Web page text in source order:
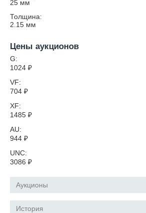
25 мм
Толщина:
2.15 мм
Цены аукционов
G:
1024 ₽
VF:
704 ₽
XF:
1485 ₽
AU:
944 ₽
UNC:
3086 ₽
Аукционы
История